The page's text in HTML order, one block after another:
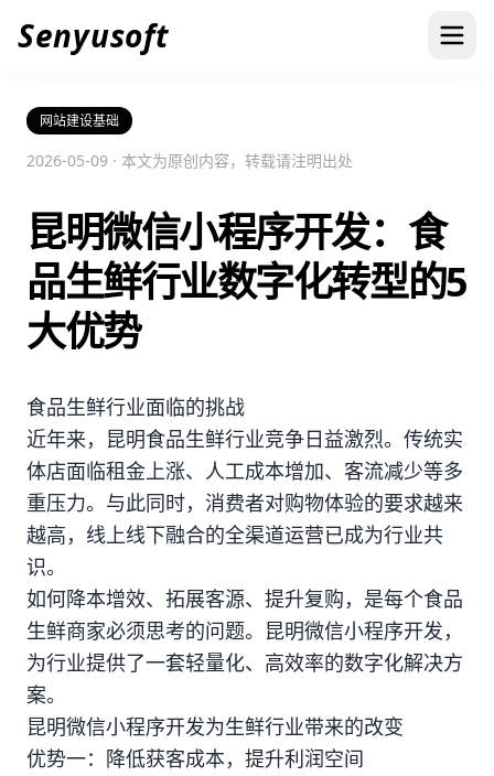
Senyusoft
网站建设基础
2026-05-09 · 本文为原创内容，转载请注明出处
昆明微信小程序开发：食
品生鲜行业数字化转型的5
大优势
食品生鲜行业面临的挑战
近年来，昆明食品生鲜行业竞争日益激烈。传统实
体店面临租金上涨、人工成本增加、客流减少等多
重压力。与此同时，消费者对购物体验的要求越来
越高，线上线下融合的全渠道运营已成为行业共
识。
如何降本增效、拓展客源、提升复购，是每个食品
生鲜商家必须思考的问题。昆明微信小程序开发，
为行业提供了一套轻量化、高效率的数字化解决方
案。
昆明微信小程序开发为生鲜行业带来的改变
优势一：降低获客成本，提升利润空间